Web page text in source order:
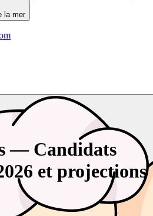
la mer
— Candidats
et projections